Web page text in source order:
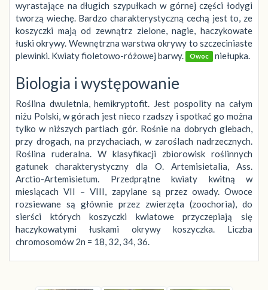
wyrastające na długich szypułkach w górnej części łodygi
tworzą wiechę. Bardzo charakterystyczną cechą jest to, ze
koszyczki mają od zewnątrz zielone, nagie, haczykowate
łuski okrywy. Wewnętrzna warstwa okrywy to szczeciniaste
plewinki. Kwiaty fioletowo-różowej barwy.
Owoc niełupka.
Biologia i występowanie
Roślina dwuletnia, hemikryptofit. Jest pospolity na całym
niżu Polski, w górach jest nieco rzadszy i spotkać go można
tylko w niższych partiach gór. Rośnie na dobrych glebach,
przy drogach, na przychaciach, w zaroślach nadrzecznych.
Roślina ruderalna. W klasyfikacji zbiorowisk roślinnych
gatunek charakterystyczny dla O. Artemisietalia, Ass.
Arctio-Artemisietum. Przedprątne kwiaty kwitną w
miesiącach VII – VIII, zapylane są przez owady. Owoce
rozsiewane są głównie przez zwierzęta (zoochoria), do
sierści których koszyczki kwiatowe przyczepiają się
haczykowatymi łuskami okrywy koszyczka. Liczba
chromosomów 2n = 18, 32, 34, 36.